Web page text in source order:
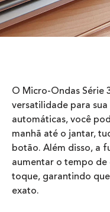
O Micro-Ondas Série
versatilidade para
automáticas, você
manhã até o jantar,
botão. Além disso, a
aumentar o tempo de
toque, garantindo
exato.